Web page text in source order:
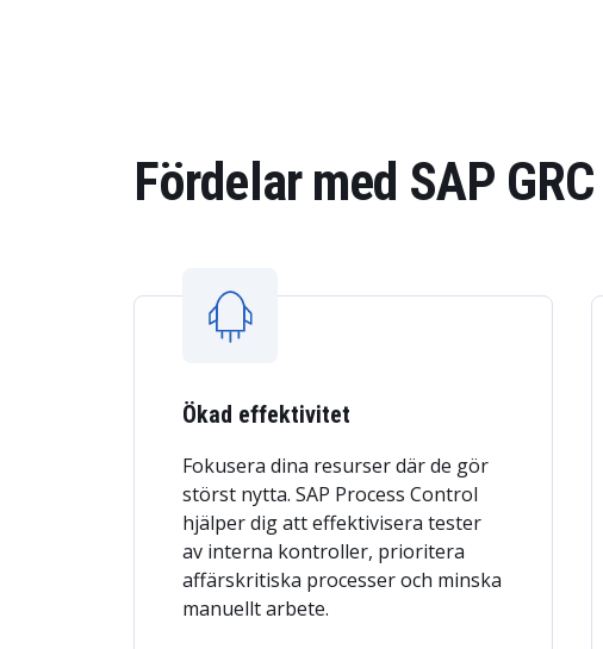
Fördelar med SAP
Ökad effektivitet
Fokusera dina resurser där de gör
störst nytta. SAP Process Control
hjälper dig att effektivisera tester
av interna kontroller, prioritera
affärskritiska processer och minska
manuellt arbete.